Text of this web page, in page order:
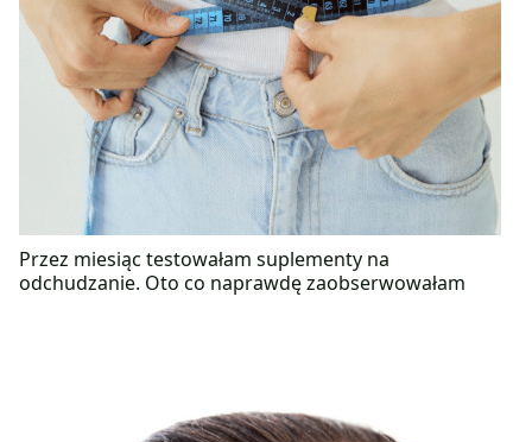
Przez miesiąc testowałam suplementy na
odchudzanie. Oto co naprawdę zaobserwowałam